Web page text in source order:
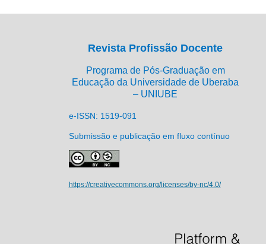
Revista Profissão Docente
Programa de Pós-Graduação em
Educação da Universidade de Uberaba
– UNIUBE
e-ISSN: 1519-091
Submissão e publicação em fluxo contínuo
https://creativecommons.org/licenses/by-nc/4.0/